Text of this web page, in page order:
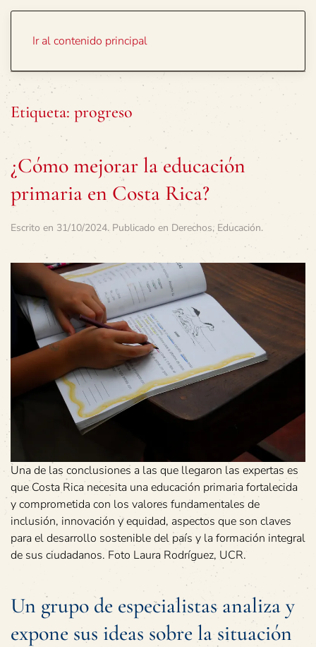
Ir al contenido principal
Etiqueta: progreso
¿Cómo mejorar la educación
primaria en Costa Rica?
Escrito en 31/10/2024. Publicado en Derechos, Educación.
Una de las conclusiones a las que llegaron las expertas es
que Costa Rica necesita una educación primaria fortalecida
y comprometida con los valores fundamentales de
inclusión, innovación y equidad, aspectos que son claves
para el desarrollo sostenible del país y la formación integral
de sus ciudadanos. Foto Laura Rodríguez, UCR.
Un grupo de especialistas analiza y
expone sus ideas sobre la situación